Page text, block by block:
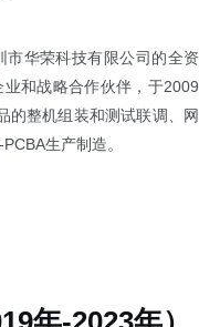
华荣科技有限公司的全资
和战略合作伙伴，于2009
的整机组装和测试联调、网
生产制造。